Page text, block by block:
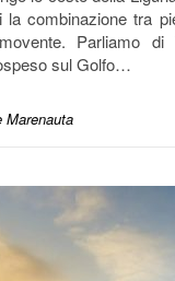
la combinazione tra
Parliamo
sul Golfo…
Marenauta